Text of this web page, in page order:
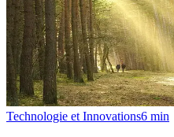
Technologie et Innovations6 min